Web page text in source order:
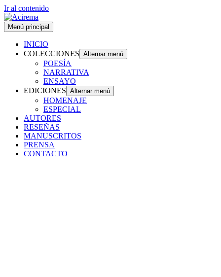
Ir al contenido
Menú principal
INICIO
COLECCIONES Alternar menú
POESÍA
NARRATIVA
ENSAYO
EDICIONES Alternar menú
HOMENAJE
ESPECIAL
AUTORES
RESEÑAS
MANUSCRITOS
PRENSA
CONTACTO